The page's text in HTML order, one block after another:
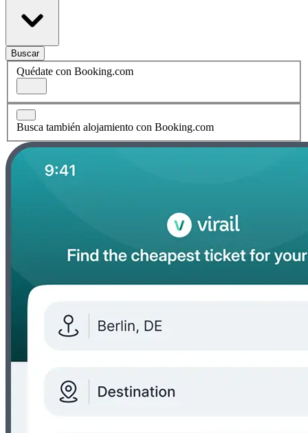
Buscar
Quédate con Booking.com
Busca también alojamiento con Booking.com